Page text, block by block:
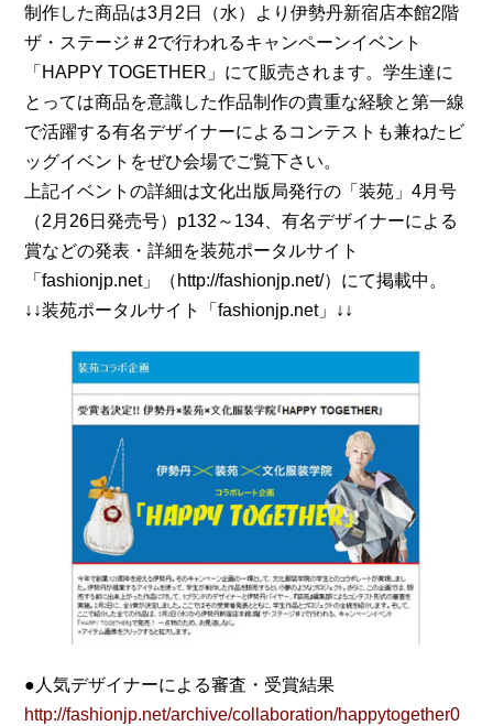
制作した商品は3月2日（水）より伊勢丹新宿店本館2階
ザ・ステージ＃2で行われるキャンペーンイベント
「HAPPY TOGETHER」にて販売されます。学生達に
とっては商品を意識した作品制作の貴重な経験と第一線
で活躍する有名デザイナーによるコンテストも兼ねたビ
ッグイベントをぜひ会場でご覧下さい。
上記イベントの詳細は文化出版局発行の「装苑」4月号
（2月26日発売号）p132～134、有名デザイナーによる
賞などの発表・詳細を装苑ポータルサイト
「fashionjp.net」（http://fashionjp.net/）にて掲載中。
↓↓装苑ポータルサイト「fashionjp.net」↓↓
●人気デザイナーによる審査・受賞結果
http://fashionjp.net/archive/collaboration/happytogether0